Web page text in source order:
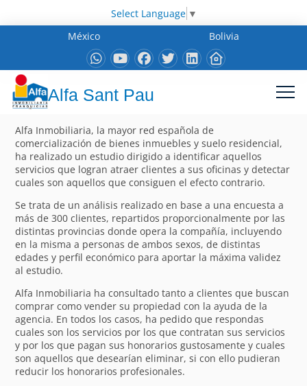
Select Language ▼
México
Bolivia
Alfa Sant Pau
Alfa Inmobiliaria, la mayor red española de
comercialización de bienes inmuebles y suelo residencial,
ha realizado un estudio dirigido a identificar aquellos
servicios que logran atraer clientes a sus oficinas y detectar
cuales son aquellos que consiguen el efecto contrario.
Se trata de un análisis realizado en base a una encuesta a
más de 300 clientes, repartidos proporcionalmente por las
distintas provincias donde opera la compañía, incluyendo
en la misma a personas de ambos sexos, de distintas
edades y perfil económico para aportar la máxima validez
al estudio.
Alfa Inmobiliaria ha consultado tanto a clientes que buscan
comprar como vender su propiedad con la ayuda de la
agencia. En todos los casos, ha pedido que respondas
cuales son los servicios por los que contratan sus servicios
y por los que pagan sus honorarios gustosamente y cuales
son aquellos que desearían eliminar, si con ello pudieran
reducir los honorarios profesionales.